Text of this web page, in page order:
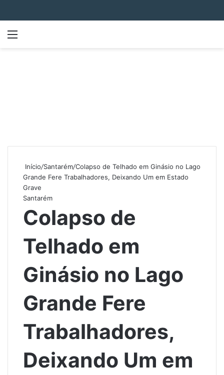
Início/Santarém/Colapso de Telhado em Ginásio no Lago
Grande Fere Trabalhadores, Deixando Um em Estado
Grave
Santarém
Colapso de
Telhado em
Ginásio no Lago
Grande Fere
Trabalhadores,
Deixando Um em